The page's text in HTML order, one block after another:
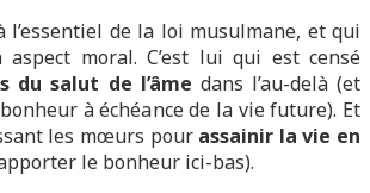
l’essentiel de la loi musulmane, et qui
moral. C’est lui qui est censé
du salut de l’âme dans l’au-delà (et
à échéance de la vie future). Et
les mœurs pour assainir la vie en
le bonheur ici-bas).